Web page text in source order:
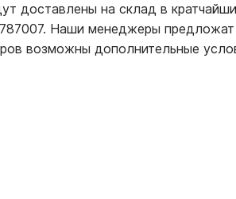
доставлены на склад в
Наши менеджеры
возможны дополнительные